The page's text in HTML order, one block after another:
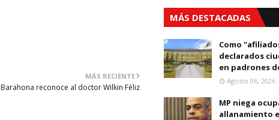
MÁS RECIENTE
Barahona reconoce al doctor Wilkin Féliz
MÁS DESTACADAS
Como
declarados
en padrones
Agosto 06, 2026
MP niega
allanamiento